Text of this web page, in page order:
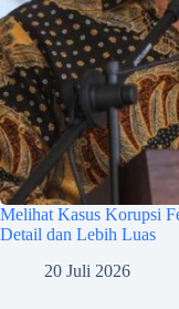
Melihat Kasus Korupsi
Detail dan Lebih Luas
20 Juli 2026